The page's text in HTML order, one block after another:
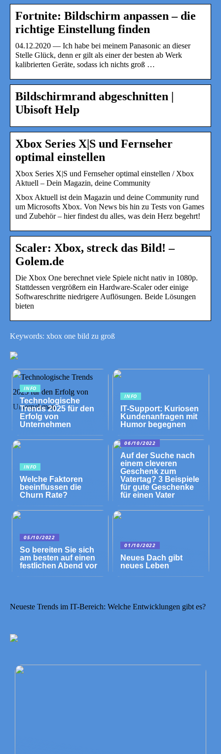
Fortnite: Bildschirm anpassen – die
richtige Einstellung finden
04.12.2020 — Ich habe bei meinem Panasonic an dieser
Stelle Glück, denn er gilt als einer der besten ab Werk
kalibrierten Geräte, sodass ich nichts groß …
Bildschirmrand abgeschnitten |
Ubisoft Help
Xbox Series X|S und Fernseher
optimal einstellen
Xbox Series X|S und Fernseher optimal einstellen / Xbox
Aktuell – Dein Magazin, deine Community
Xbox Aktuell ist dein Magazin und deine Community rund
um Microsofts Xbox. Von News bis hin zu Tests von Games
und Zubehör – hier findest du alles, was dein Herz begehrt!
Scaler: Xbox, streck das Bild! –
Golem.de
Die Xbox One berechnet viele Spiele nicht nativ in 1080p.
Stattdessen vergrößern ein Hardware-Scaler oder einige
Softwareschritte niedrigere Auflösungen. Beide Lösungen
bieten
Keywords: xbox one bild zu groß
INFO
Technologische
Trends 2025 für den
Erfolg von
Unternehmen
INFO
IT-Support: Kuriosen
Kundenanfragen mit
Humor begegnen
INFO
Welche Faktoren
beeinflussen die
Churn Rate?
06/10/2022
Auf der Suche nach
einem cleveren
Geschenk zum
Vatertag? 3 Beispiele
für gute Geschenke
für einen Vater
05/10/2022
So bereiten Sie sich
am besten auf einen
festlichen Abend vor
01/10/2022
Neues Dach gibt
neues Leben
Neueste Trends im IT-Bereich: Welche Entwicklungen gibt es?